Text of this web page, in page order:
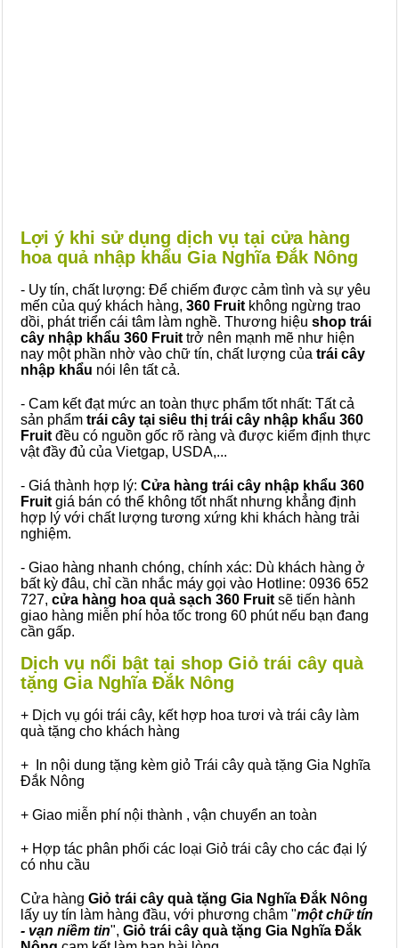
Lợi ý khi sử dụng dịch vụ tại cửa hàng
hoa quả nhập khẩu Gia Nghĩa Đắk Nông
- Uy tín, chất lượng: Để chiếm được cảm tình và sự yêu
mến của quý khách hàng, 360 Fruit không ngừng trao
dồi, phát triển cái tâm làm nghề. Thương hiệu shop trái
cây nhập khẩu 360 Fruit trở nên mạnh mẽ như hiện
nay một phần nhờ vào chữ tín, chất lượng của trái cây
nhập khẩu nói lên tất cả.
- Cam kết đạt mức an toàn thực phẩm tốt nhất: Tất cả
sản phẩm trái cây tại siêu thị trái cây nhập khẩu 360
Fruit đều có nguồn gốc rõ ràng và được kiểm định thực
vật đầy đủ của Vietgap, USDA,...
- Giá thành hợp lý: Cửa hàng trái cây nhập khẩu 360
Fruit giá bán có thể không tốt nhất nhưng khẳng định
hợp lý với chất lượng tương xứng khi khách hàng trải
nghiệm.
- Giao hàng nhanh chóng, chính xác: Dù khách hàng ở
bất kỳ đâu, chỉ cần nhắc máy gọi vào Hotline: 0936 652
727, cửa hàng hoa quả sạch 360 Fruit sẽ tiến hành
giao hàng miễn phí hỏa tốc trong 60 phút nếu bạn đang
cần gấp.
Dịch vụ nổi bật tại shop Giỏ trái cây quà
tặng Gia Nghĩa Đắk Nông
+ Dịch vụ gói trái cây, kết hợp hoa tươi và trái cây làm
quà tặng cho khách hàng
+ In nội dung tặng kèm giỏ Trái cây quà tặng Gia Nghĩa
Đắk Nông
+ Giao miễn phí nội thành , vận chuyển an toàn
+ Hợp tác phân phối các loại Giỏ trái cây cho các đại lý
có nhu cầu
Cửa hàng Giỏ trái cây quà tặng Gia Nghĩa Đắk Nông
lấy uy tín làm hàng đầu, với phương châm "một chữ tín
- vạn niềm tin", Giỏ trái cây quà tặng Gia Nghĩa Đắk